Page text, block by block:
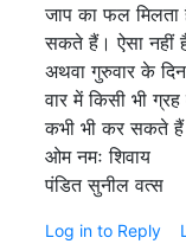
जाप का फल
सकते हैं। ऐसा नहीं
अथवा गुरुवार के
वार में किसी भी
कभी भी कर सकते हैं
ओम नमः शिवाय
पंडित सुनील वत्स
Log in to Reply